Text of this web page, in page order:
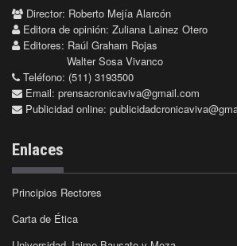
Director: Roberto Mejía Alarcón
Editora de opinión: Zuliana Lainez Otero
Editores: Raúl Graham Rojas
Walter Sosa Vivanco
Teléfono: (511) 3193500
Email: prensacronicaviva@gmail.com
Publicidad online:
Enlaces
Principios Rectores
Carta de Ética